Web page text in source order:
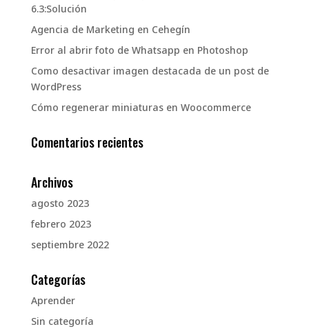
6.3:Solución
Agencia de Marketing en Cehegín
Error al abrir foto de Whatsapp en Photoshop
Como desactivar imagen destacada de un post de
WordPress
Cómo regenerar miniaturas en Woocommerce
Comentarios recientes
Archivos
agosto 2023
febrero 2023
septiembre 2022
Categorías
Aprender
Sin categoría